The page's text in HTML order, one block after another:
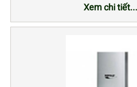
Xem chi tiết...